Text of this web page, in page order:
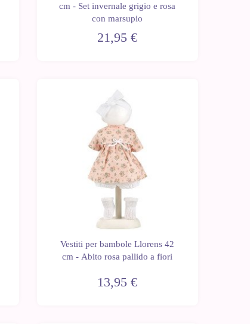
cm - Set invernale grigio e rosa
con marsupio
21,95 €
Vestiti per bambole Llorens 42
cm - Abito rosa pallido a fiori
13,95 €